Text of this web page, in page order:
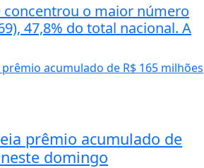
concentrou o maior número
47,8% do total nacional. A
prêmio acumulado de
domingo